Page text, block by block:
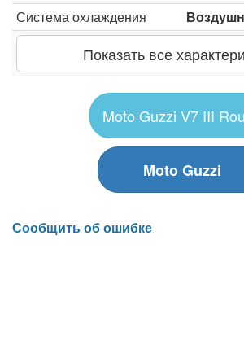
Система охлаждения
Показать все
Moto Guzzi V7 III
Moto Guzzi
Сообщить об ошибке